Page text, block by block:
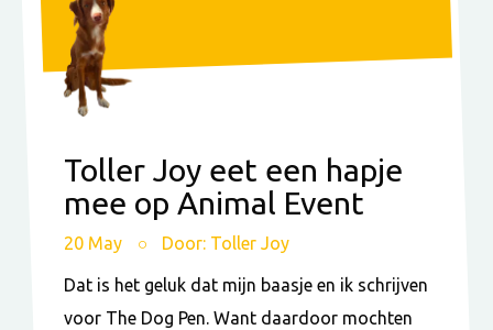
Toller Joy eet een hapje
mee op Animal Event
20 May Door: Toller Joy
Dat is het geluk dat mijn baasje en ik schrijven
voor The Dog Pen. Want daardoor mochten